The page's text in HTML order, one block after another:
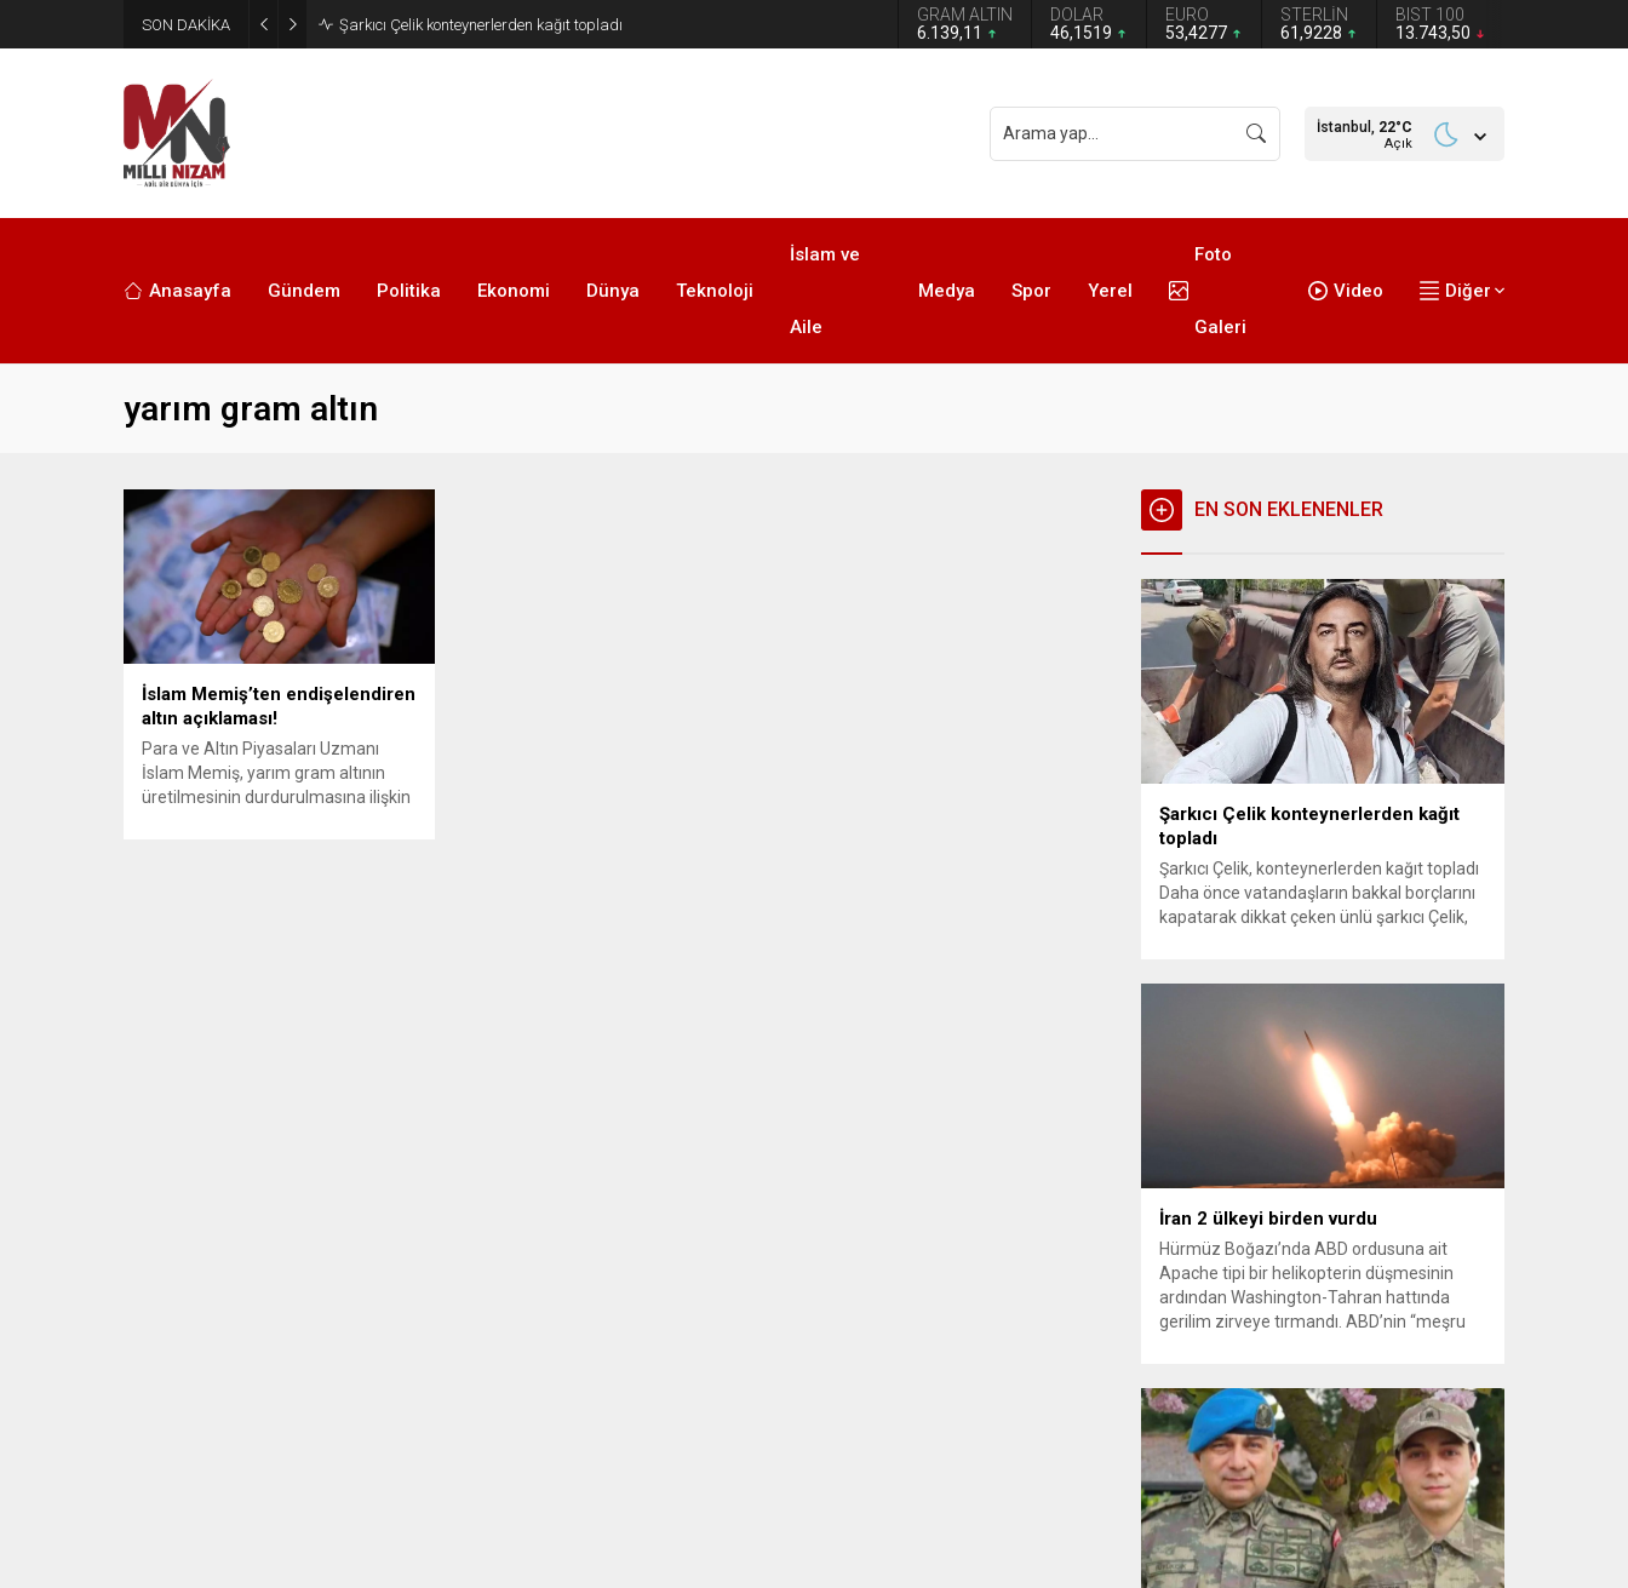
SON DAKİKA İran 2 ülkeyi birden vurdu
GRAM ALTIN
6.139,11
DOLAR
46,1519
EURO
53,4277
STERLİN
61,9228
BIST 100
13.743,50
İstanbul, 22°C
Açık
Anasayfa Gündem Politika Ekonomi Dünya Teknoloji
İslam ve
Aile
Medya Spor Yerel
Foto
Galeri
Video Diğer
yarım gram altın
İslam Memiş’ten endişelendiren
altın açıklaması!
Para ve Altın Piyasaları Uzmanı
İslam Memiş, yarım gram altının
üretilmesinin durdurulmasına ilişkin
EN SON EKLENENLER
Şarkıcı Çelik konteynerlerden kağıt
topladı
Şarkıcı Çelik, konteynerlerden kağıt topladı
Daha önce vatandaşların bakkal borçlarını
kapatarak dikkat çeken ünlü şarkıcı Çelik,
kağıt toplayarak geçimini sağlayan Serpil
konteynerlerden kağıt topladı. Ünlü şarkıcı
Çelik, Samsun’un İlkadım ilçesinde çöpten
İran 2 ülkeyi birden vurdu
Hürmüz Boğazı’nda ABD ordusuna ait
Apache tipi bir helikopterin düşmesinin
ardından Washington-Tahran hattında
gerilim zirveye tırmandı. ABD’nin “meşru
vurmasına, İran Devrim Muhafızları
Bahreyn ve Ürdün’deki Amerikan askeri
üslerini hedef alarak sert karşılık verdi.
Tahran, yeni bir ABD saldırısına anında
yanıt verileceğini duyurdu....